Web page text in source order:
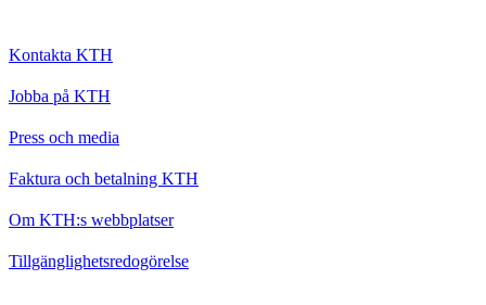
Kontakta KTH
Jobba på KTH
Press och media
Faktura och betalning KTH
Om KTH:s webbplatser
Tillgänglighetsredogörelse